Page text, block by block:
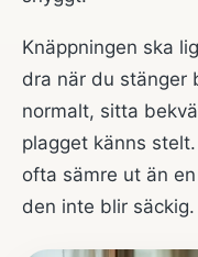
Knäppningen ska
dra när du stänger
normalt, sitta
plagget känns
ofta sämre ut än
den inte blir säckig.